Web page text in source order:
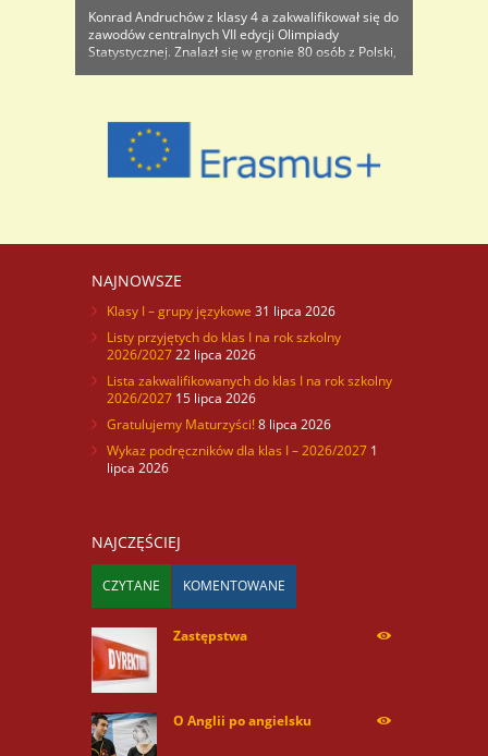
Konrad Andruchów z klasy 4 a zakwalifikował się do
zawodów centralnych VII edycji Olimpiady
Statystycznej. Znalazł się w gronie 80 osób z Polski,
naukowych: ekonomia, administracja oraz handel.
Jej głównym celem jest upowszechnianie wiedzy z
zakresu statystyki w ..
NAJNOWSZE
Klasy I – grupy językowe 31 lipca 2026
Listy przyjętych do klas I na rok szkolny
2026/202722 lipca 2026
Lista zakwalifikowanych do klas I na rok szkolny
2026/2027 15 lipca 2026
Gratulujemy Maturzyści!8 lipca 2026
Wykaz podręczników dla klas I – 2026/2027 1
lipca 2026
NAJCZĘŚCIEJ
CZYTANE KOMENTOWANE
Zastępstwa
O Anglii po angielsku